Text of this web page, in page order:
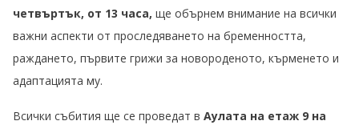
четвъртък, от 13 часа, ще обърнем внимание на всички
важни аспекти от проследяването на бременността,
раждането, първите грижи за новороденото, кърменето и
адаптацията му.
Всички събития ще се проведат в Аулата на етаж 9 на